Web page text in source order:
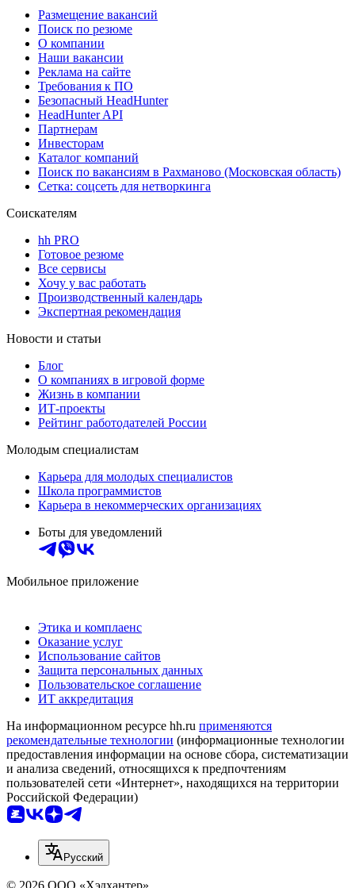
Размещение вакансий
Поиск по резюме
О компании
Наши вакансии
Реклама на сайте
Требования к ПО
Безопасный HeadHunter
HeadHunter API
Партнерам
Инвесторам
Каталог компаний
Поиск по вакансиям в Рахманово (Московская область)
Сетка: соцсеть для нетворкинга
Соискателям
hh PRO
Готовое резюме
Все сервисы
Хочу у вас работать
Производственный календарь
Экспертная рекомендация
Новости и статьи
Блог
О компаниях в игровой форме
Жизнь в компании
ИТ-проекты
Рейтинг работодателей России
Молодым специалистам
Карьера для молодых специалистов
Школа программистов
Карьера в некоммерческих организациях
Боты для уведомлений
Мобильное приложение
Этика и комплаенс
Оказание услуг
Использование сайтов
Защита персональных данных
Пользовательское соглашение
ИТ аккредитация
На информационном ресурсе hh.ru применяются
рекомендательные технологии (информационные технологии
предоставления информации на основе сбора, систематизации
и анализа сведений, относящихся к предпочтениям
пользователей сети «Интернет», находящихся на территории
Российской Федерации)
Русский